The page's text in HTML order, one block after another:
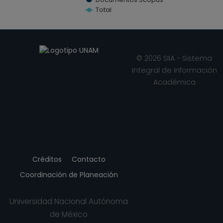
Archaeological Research, (2019)
(1999)
Total
End of interactive chart.
Créditos
Contacto
Coordinación de Planeación
Universidad Nacional Autónoma
de México
© 2026 SIIA - Sistema
Integral de Información
Académica